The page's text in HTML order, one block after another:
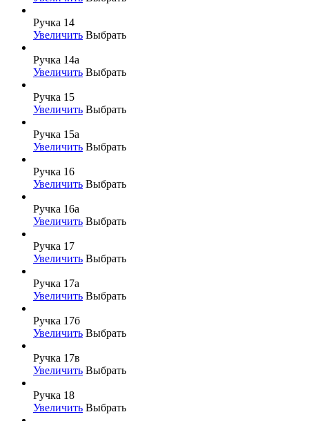
Ручка 14
Увеличить Выбрать
Ручка 14а
Увеличить Выбрать
Ручка 15
Увеличить Выбрать
Ручка 15а
Увеличить Выбрать
Ручка 16
Увеличить Выбрать
Ручка 16а
Увеличить Выбрать
Ручка 17
Увеличить Выбрать
Ручка 17а
Увеличить Выбрать
Ручка 17б
Увеличить Выбрать
Ручка 17в
Увеличить Выбрать
Ручка 18
Увеличить Выбрать